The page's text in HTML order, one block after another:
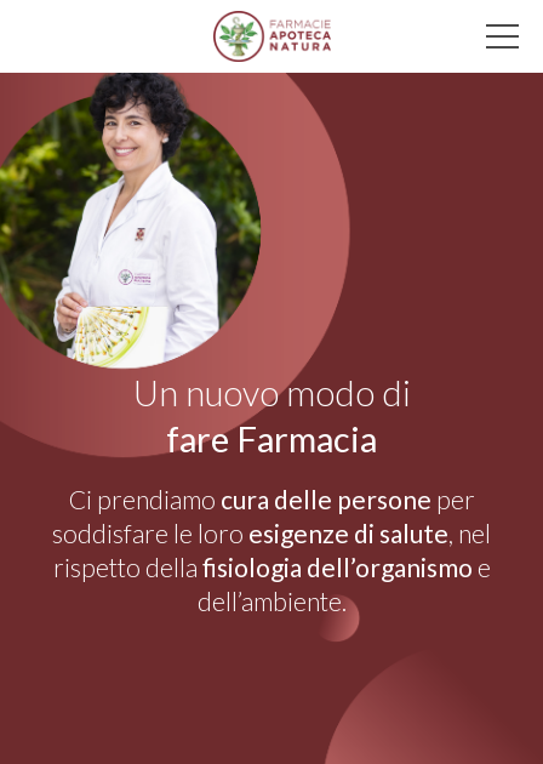
Main Navigation
Un nuovo modo di
fare Farmacia
Ci prendiamo cura delle persone per
soddisfare le loro esigenze di salute, nel
rispetto della fisiologia dell’organismo e
dell’ambiente.